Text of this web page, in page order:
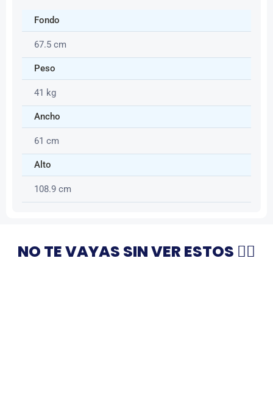
Fondo
67.5 cm
Peso
41 kg
Ancho
61 cm
Alto
108.9 cm
NO TE VAYAS SIN VER ESTOS 👇🏻